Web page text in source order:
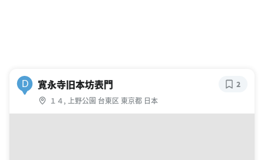
D 寛永寺旧本坊表門
１４, 上野公園 台東区 東京都 日本
2